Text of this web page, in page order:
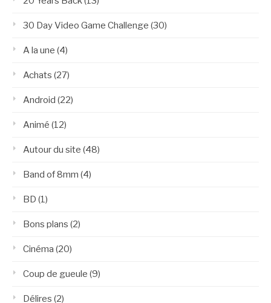
30 Day Video Game Challenge (30)
A la une (4)
Achats (27)
Android (22)
Animé (12)
Autour du site (48)
Band of 8mm (4)
BD (1)
Bons plans (2)
Cinéma (20)
Coup de gueule (9)
Délires (2)